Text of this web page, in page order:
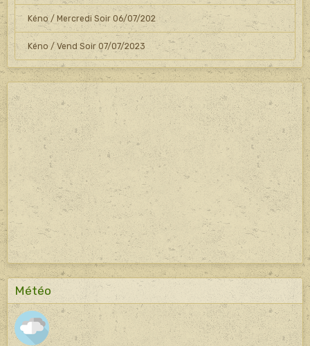
Kéno / Mercredi Soir 06/07/202
Kéno / Vend Soir 07/07/2023
Météo